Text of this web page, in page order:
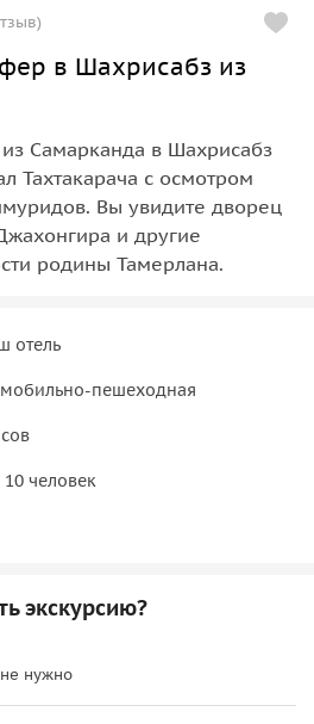
в Шахрисабз из
Самарканда в Шахрисабз
Тахтакарача с осмотром
Вы увидите дворец
и другие
родины Тамерлана.
отель
пешеходная
человек
экскурсию?
нужно